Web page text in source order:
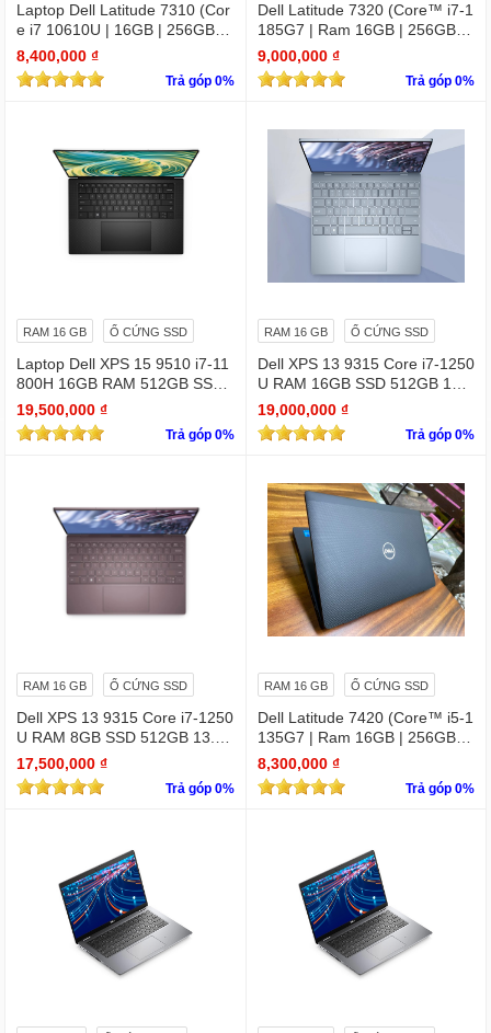
Laptop Dell Latitude 7310 (Cor
e i7 10610U | 16GB | 256GB | I
ntel UHD | 13.3 FHD
8,400,000 ₫
Trả góp 0%
Dell Latitude 7320 (Core™ i7-1
185G7 | Ram 16GB | 256GB S
SD | 13.3 inch FHD)
9,000,000 ₫
Trả góp 0%
RAM 16 GB Ổ CỨNG SSD
Laptop Dell XPS 15 9510 i7-11
800H 16GB RAM 512GB SSD
RTX 3050 15.6 inches 4K Touc
hscreen
19,500,000 ₫
Trả góp 0%
RAM 16 GB Ổ CỨNG SSD
Dell XPS 13 9315 Core i7-1250
U RAM 16GB SSD 512GB 13.
4" 4K Touchscreen
19,000,000 ₫
Trả góp 0%
RAM 16 GB Ổ CỨNG SSD
Dell XPS 13 9315 Core i7-1250
U RAM 8GB SSD 512GB 13.4"
4K Touchscreen
17,500,000 ₫
Trả góp 0%
RAM 16 GB Ổ CỨNG SSD
Dell Latitude 7420 (Core™ i5-1
135G7 | Ram 16GB | 256GB S
SD | 14.0inch FHD)
8,300,000 ₫
Trả góp 0%